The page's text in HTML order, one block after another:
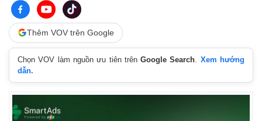
Thêm VOV trên Google
Chọn VOV làm nguồn ưu tiên trênGoogle Search
Xem hướng
dẫn.